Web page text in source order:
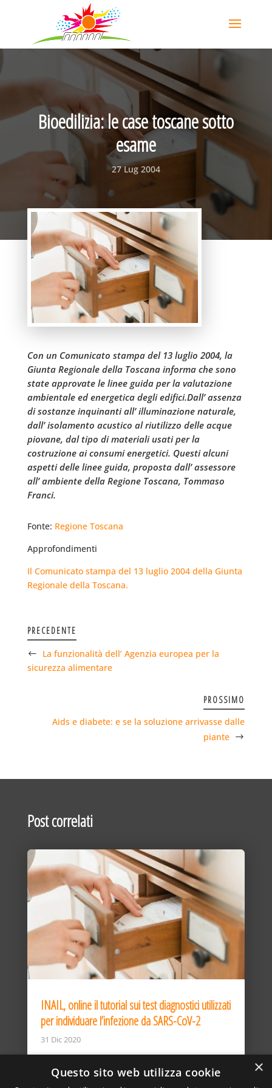
Bioedilizia: le case toscane sotto
esame
27 Lug 2004
Con un Comunicato stampa del 13 luglio 2004, la
Giunta Regionale della Toscana informa che sono
state approvate le linee guida per la valutazione
ambientale ed energetica degli edifici.Dall’ assenza
di sostanze inquinanti all’ illuminazione naturale,
dall’ isolamento acustico al riutilizzo delle acque
piovane, dal tipo di materiali usati per la
costruzione ai consumi energetici. Questi alcuni
aspetti delle linee guida, proposta dall’ assessore
all’ ambiente della Regione Toscana, Tommaso
Franci.
Fonte: Regione Toscana
Approfondimenti
Il Comunicato stampa del 13 luglio 2004 della Giunta
Regionale della Toscana.
PRECEDENTE
La funzionalità dell’ Agenzia europea per la
sicurezza alimentare
PROSSIMO
Aids e diabete: e se la soluzione arrivasse dalle
piante
Post correlati
INAIL, online il tutorial sui test diagnostici utilizzati
per individuare l’infezione da SARS-CoV-2
31 Dic 2020
×
Questo sito web utilizza cookie